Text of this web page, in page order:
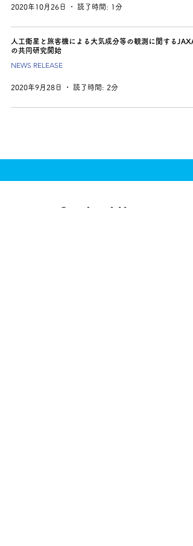
2020年10月26日 読了時間: 1分
人工衛星と旅客機による大気成分等の観測に関する
の共同研究開始
NEWS RELEASE
2020年9月28日 読了時間: 2分
Contact Us